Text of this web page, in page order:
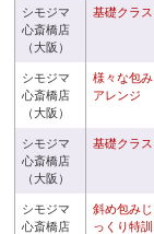
シモジマ
心斎橋店
（大阪）
基礎クラス
シモジマ
心斎橋店
（大阪）
様々な包み
アレンジ
シモジマ
心斎橋店
（大阪）
基礎クラス
シモジマ
心斎橋店
斜め包みじ
っくり特訓